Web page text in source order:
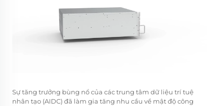
Sự tăng trưởng bùng nổ của các trung tâm dữ liệu trí tuệ
nhân tạo (AIDC) đã làm gia tăng nhu cầu về mật độ công